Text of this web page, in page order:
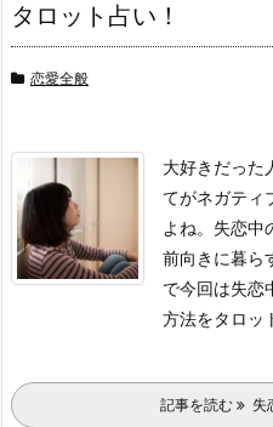
タロット占い！
恋愛全般
大好きだった
てがネガティ
よね。失恋中
前向きに暮ら
で今回は失恋
方法をタロッ
記事を読む 失